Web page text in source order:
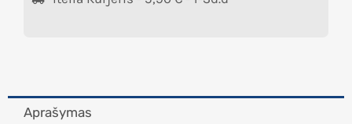
Aprašymas